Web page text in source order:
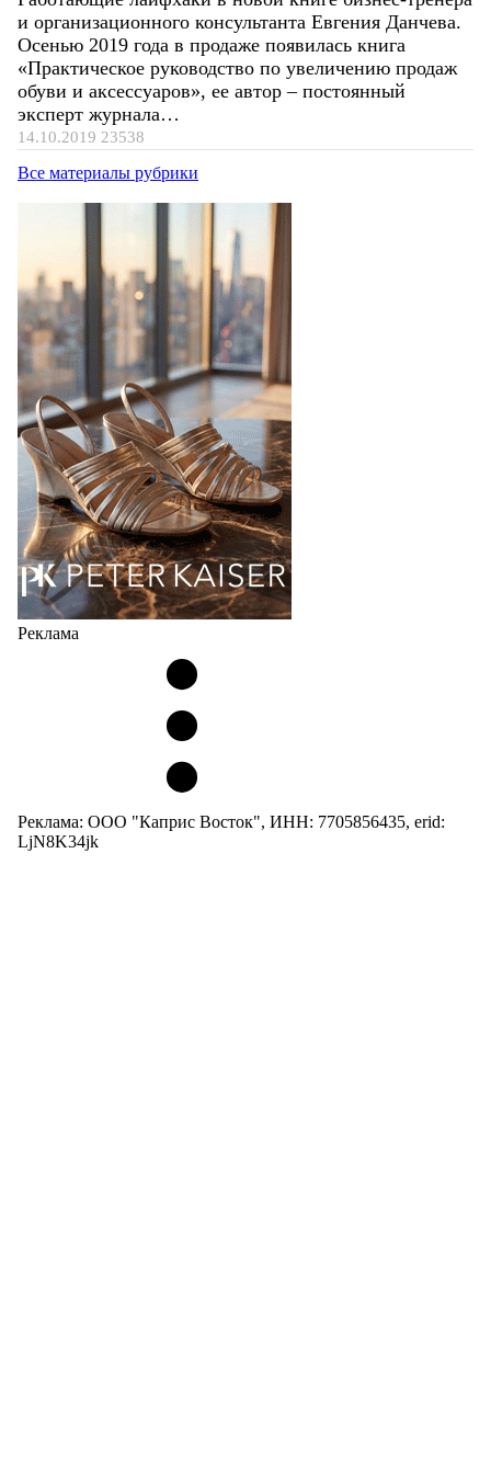
и организационного консультанта Евгения Данчева.
Осенью 2019 года в продаже появилась книга
«Практическое руководство по увеличению продаж
обуви и аксессуаров», ее автор – постоянный
эксперт журнала…
14.10.2019 23538
Все материалы рубрики
Реклама
Реклама: ООО "Каприс Восток", ИНН: 7705856435, erid:
LjN8K34jk